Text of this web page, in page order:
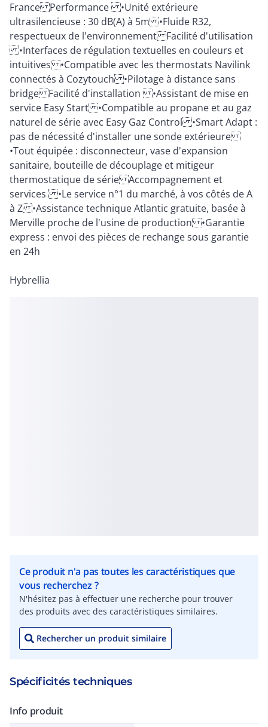
France Performance •Unité extérieure
ultrasilencieuse : 30 dB(A) à 5m •Fluide R32,
respectueux de l'environnement Facilité d'utilisation
•Interfaces de régulation textuelles en couleurs et
intuitives •Compatible avec les thermostats Navilink
connectés à Cozytouch •Pilotage à distance sans
bridge Facilité d'installation •Assistant de mise en
service Easy Start •Compatible au propane et au gaz
naturel de série avec Easy Gaz Control •Smart Adapt :
pas de nécessité d'installer une sonde extérieure
•Tout équipée : disconnecteur, vase d'expansion
sanitaire, bouteille de découplage et mitigeur
thermostatique de série Accompagnement et
services •Le service n°1 du marché, à vos côtés de A
à Z •Assistance technique Atlantic gratuite, basée à
Merville proche de l'usine de production •Garantie
express : envoi des pièces de rechange sous garantie
en 24h
Hybrellia
Ce produit n'a pas toutes les caractéristiques que
vous recherchez ?
N'hésitez pas à effectuer une recherche pour trouver
des produits avec des caractéristiques similaires.
Rechercher un produit similaire
Spécificités techniques
Info produit